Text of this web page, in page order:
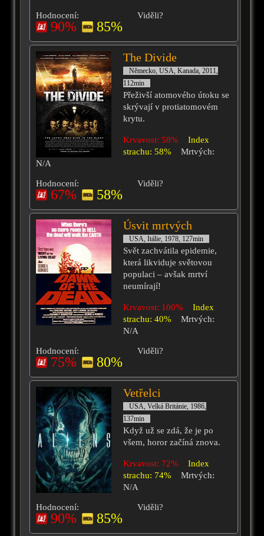
Hodnocení:
90% 85%
Viděli?
The Divide
Německo, USA, Kanada, 2011,
112min
Přeživší atomového útoku se
skrývají v protiatomovém
krytu.
Krvavost: 58%
Index
strachu: 58%
Mrtvých:
N/A
Hodnocení:
67% 58%
Viděli?
Úsvit mrtvých
USA, Itálie, 1978, 127min
Svět zachvátila epidemie,
která likviduje světovou
populaci – avšak mrtví
neumírají!
Krvavost: 100%
Index
strachu: 40%
Mrtvých:
N/A
Hodnocení:
75% 80%
Viděli?
Vetřelci
USA, Velká Británie, 1986,
137min
Když už se zdá, že je po
všem, horor začíná znova.
Krvavost: 72%
Index
strachu: 74%
Mrtvých:
N/A
Hodnocení:
90% 85%
Viděli?